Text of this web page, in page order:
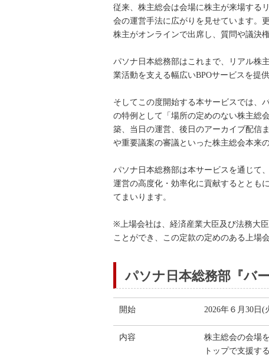
従来、株主総会は会場に株主が来場する
会の運営手法に広がりを見せています。
株主がオンラインで出席し、質問や議決
パソナ日本総務部はこれまで、リアル株
業活動を支える幅広いBPOサービスを提
そしてこの度開始する本サービスでは、
の特例として「場所の定めのない株主総
築、当日の運営、後日のアーカイブ配信
や重要議案の審議といった株主総会本来
パソナ日本総務部は本サービスを通じて
運営の高度化・効率化に貢献するととも
てまいります。
※上場会社は、経済産業大臣及び法務大
ことができ、この定款の定めのある上場
パソナ日本総務部『バ
開始 2026年６月30日(
内容
株主総会の会場
トップで支援す